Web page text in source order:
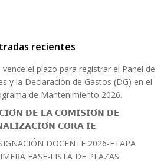
recientes
el plazo para registrar el Panel de
y la Declaración de Gastos (DG) en el
de Mantenimiento 2026.
𝗗𝗘 𝗟𝗔 𝗖𝗢𝗠𝗜𝗦𝗜𝗢́𝗡 𝗗𝗘
𝗖𝗢𝗥𝗔 𝗜𝗘.
DOCENTE 2026-ETAPA
FASE-LISTA DE PLAZAS